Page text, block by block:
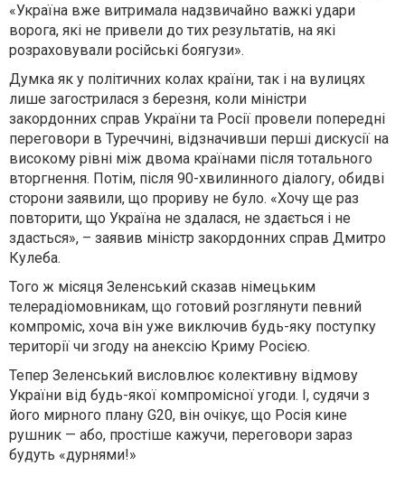
«Україна вже витримала надзвичайно важкі удари
ворога, які не привели до тих результатів, на які
розраховували російські боягузи».
Думка як у політичних колах країни, так і на вулицях
лише загострилася з березня, коли міністри
закордонних справ України та Росії провели попередні
переговори в Туреччині, відзначивши перші дискусії на
високому рівні між двома країнами після тотального
вторгнення. Потім, після 90-хвилинного діалогу, обидві
сторони заявили, що прориву не було. «Хочу ще раз
повторити, що Україна не здалася, не здається і не
здасться», – заявив міністр закордонних справ Дмитро
Кулеба.
Того ж місяця Зеленський сказав німецьким
телерадіомовникам, що готовий розглянути певний
компроміс, хоча він уже виключив будь-яку поступку
території чи згоду на анексію Криму Росією.
Тепер Зеленський висловлює колективну відмову
України від будь-якої компромісної угоди. І, судячи з
його мирного плану G20, він очікує, що Росія кине
рушник — або, простіше кажучи, переговори зараз
будуть «дурнями!»